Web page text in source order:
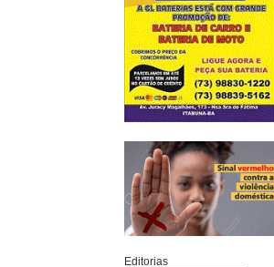
Editorias